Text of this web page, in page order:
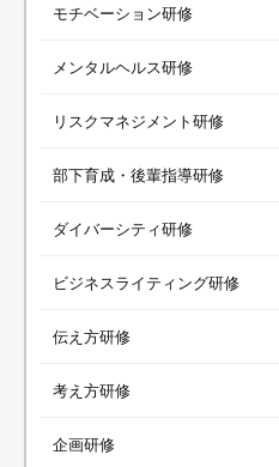
モチベーション研修
メンタルヘルス研修
リスクマネジメント研修
部下育成・後輩指導研修
ダイバーシティ研修
ビジネスライティング研修
伝え方研修
考え方研修
企画研修